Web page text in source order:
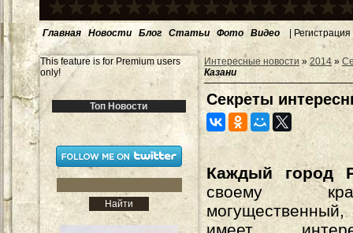
Главная Новости Блог Статьи Фото Видео | Регистрация
This feature is for Premium users
only!
Топ Новости
Интересные новости » 2014 »
Казани
Секреты
Каждый город
своему